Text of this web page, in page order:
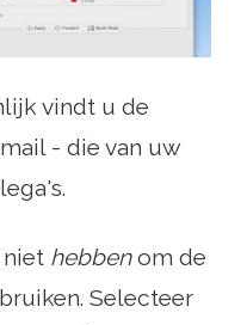
vindt u de
- die van uw
hebbenom de
Selecteer